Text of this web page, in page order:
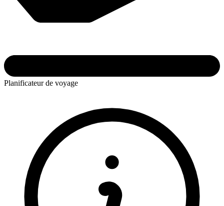
Planificateur de voyage